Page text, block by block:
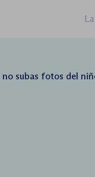
no subas fotos del